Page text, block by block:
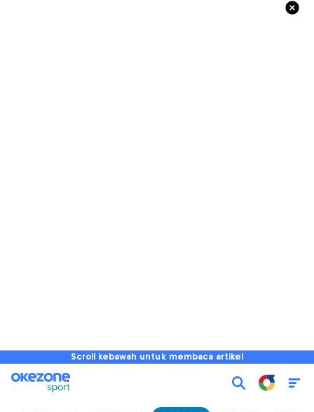
Scroll kebawah untuk membaca artikel